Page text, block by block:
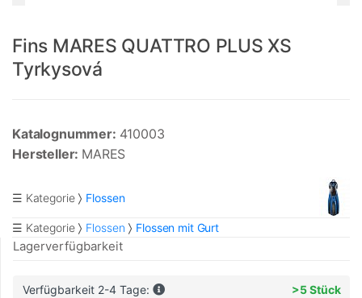
Fins MARES QUATTRO PLUS XS
Tyrkysová
Katalognummer: 410003
Hersteller: MARES
☰ Kategorie Flossen
☰ Kategorie Flossen Flossen mit Gurt
Lagerverfügbarkeit
Verfügbarkeit 2-4 Tage: >5 Stück